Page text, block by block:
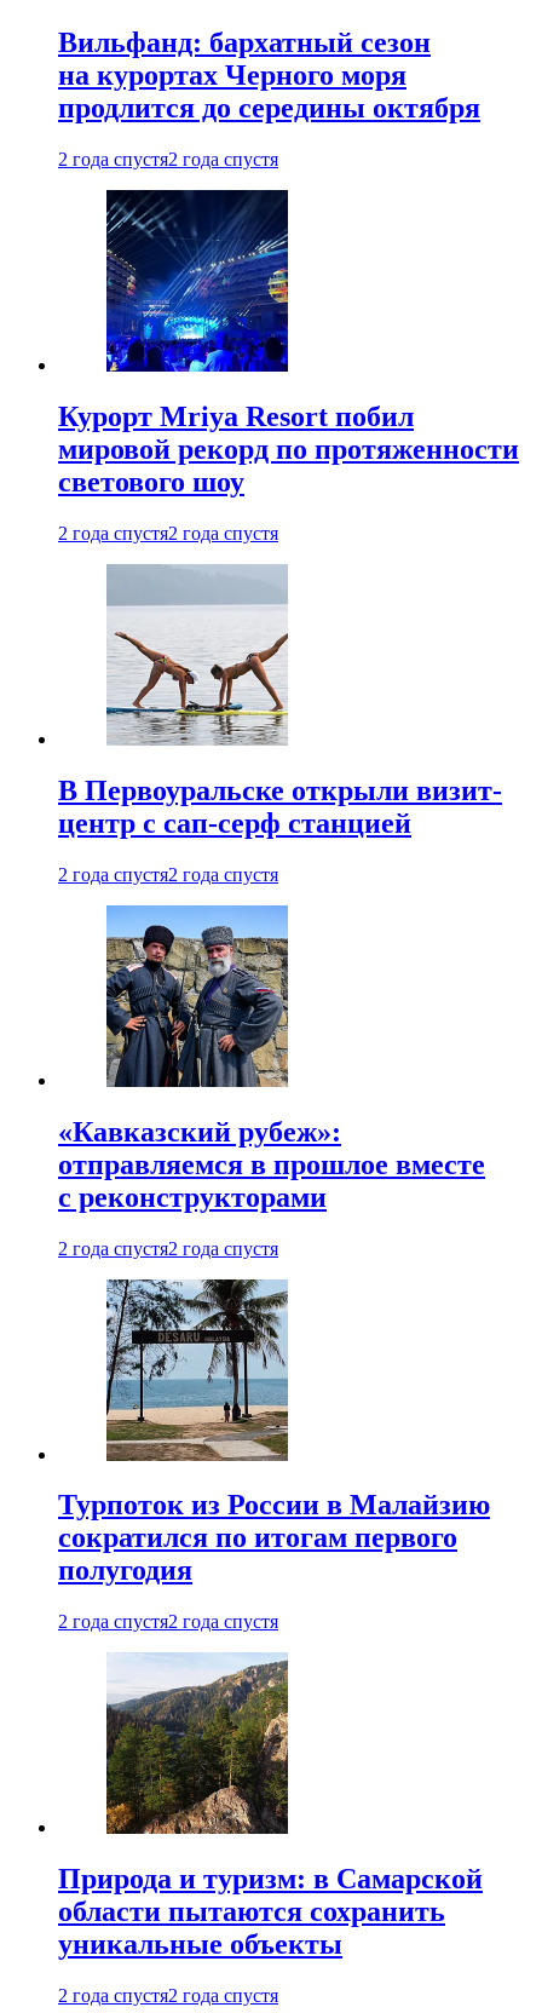
Вильфанд: бархатный сезон
на курортах Черного моря
продлится до середины октября
2 года спустя2 года спустя
Курорт Mriya Resort побил
мировой рекорд по протяженности
светового шоу
2 года спустя2 года спустя
В Первоуральске открыли визит-
центр с сап-серф станцией
2 года спустя2 года спустя
«Кавказский рубеж»:
отправляемся в прошлое вместе
с реконструкторами
2 года спустя2 года спустя
Турпоток из России в Малайзию
сократился по итогам первого
полугодия
2 года спустя2 года спустя
Природа и туризм: в Самарской
области пытаются сохранить
уникальные объекты
2 года спустя2 года спустя